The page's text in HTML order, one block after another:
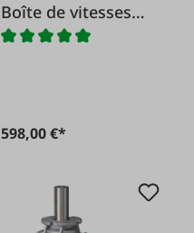
Boîte de vitesses
universelle IMR1
598,00 €*